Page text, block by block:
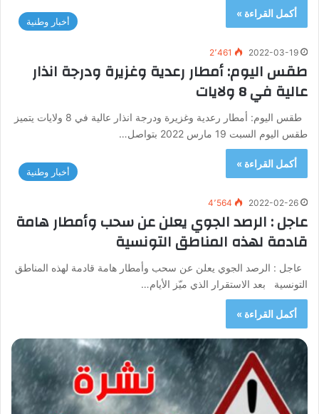
أكمل القراءة »
أخبار وطنية
2022-03-19 2٬461
طقس اليوم: أمطار رعدية وغزيرة ودرجة انذار
عالية في 8 ولايات
طقس اليوم: أمطار رعدية وغزيرة ودرجة انذار عالية في 8 ولايات يتميز
طقس اليوم السبت 19 مارس 2022 بتواصل…
أكمل القراءة »
أخبار وطنية
2022-02-26 4٬564
عاجل : الرصد الجوي يعلن عن سحب وأمطار هامة
قادمة لهذه المناطق التونسية
عاجل : الرصد الجوي يعلن عن سحب وأمطار هامة قادمة لهذه المناطق
التونسية بعد الاستقرار الذي ميّز الأيام…
أكمل القراءة »